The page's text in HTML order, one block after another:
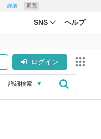
詳細 同意
SNS ヘルプ
ログイン
詳細検索 ▼